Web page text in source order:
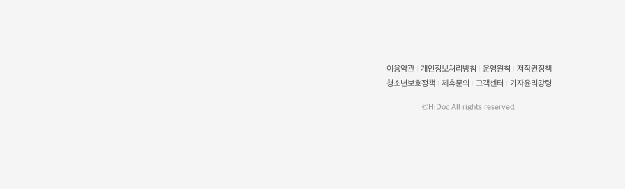
이용약관 개인정보처리방침 운영원칙
저작권정책
청소년보호정책
제휴문의 고객센터 기자윤리강령
©HiDoc All rights reserved.